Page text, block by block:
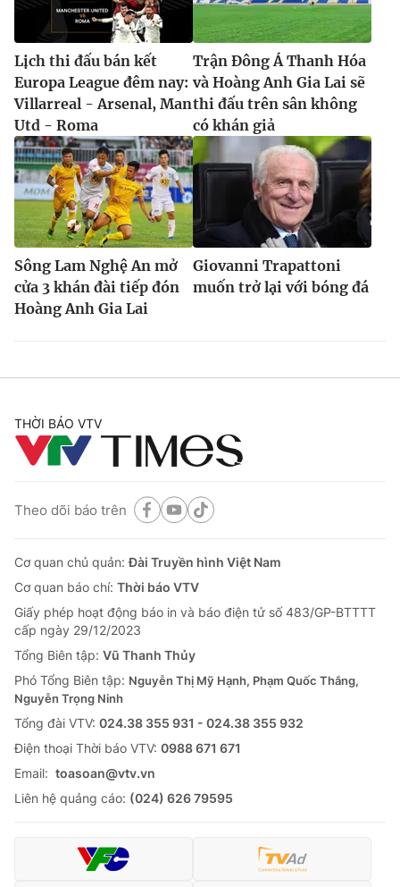
Lịch thi đấu bán kết
Europa League đêm nay:
Villarreal - Arsenal, Man
Utd - Roma
Trận Đông Á Thanh Hóa
và Hoàng Anh Gia Lai sẽ
thi đấu trên sân không
có khán giả
Sông Lam Nghệ An mở
cửa 3 khán đài tiếp đón
Hoàng Anh Gia Lai
Giovanni Trapattoni
muốn trở lại với bóng đá
THỜI BÁO VTV
Theo dõi báo trên
Cơ quan chủ quản:Đài Truyền hình Việt Nam
Cơ quan báo chí: Thời báo VTV
Giấy phép hoạt động báo in và báo điện tử số 483/GP-BTTTT
cấp ngày 29/12/2023
Tổng Biên tập: Vũ Thanh Thủy
Phó Tổng Biên tập: Nguyễn Thị Mỹ Hạnh, Phạm Quốc Thắng,
Nguyễn Trọng Ninh
Tổng đài VTV: 024.38 355 931 - 024.38 355 932
Ðiện thoại Thời báo VTV: 0988 671 671
Email: toasoan@vtv.vn
Liên hệ quảng cáo: (024) 626 79595